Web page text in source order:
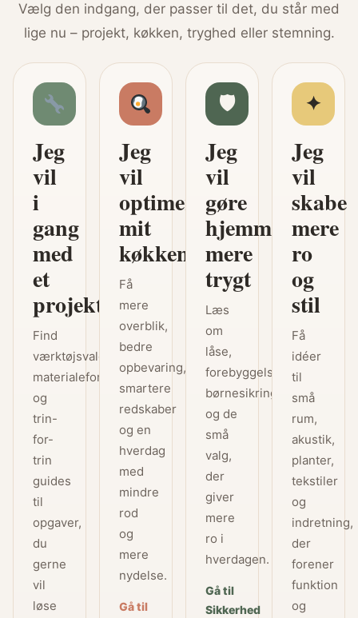
Vælg den indgang, der passer til det, du står med
lige nu – projekt, køkken, tryghed eller stemning.
Jeg
vil
i
gang
med
et
projekt
Find
værktøjsvalg,
materialeforståelse
og
trin-
for-
trin
guides
til
opgaver,
du
gerne
vil
løse
Jeg
vil
optimere
mit
køkken
Få
mere
overblik,
bedre
opbevaring,
smartere
redskaber
og en
hverdag
med
mindre
rod
og
mere
nydelse.
Gå til
🛡
Jeg
vil
gøre
hjemmet
mere
trygt
Læs
om
låse,
forebyggelse,
børnesikring
og de
små
valg,
der
giver
mere
ro i
hverdagen.
Gå til
Sikkerhed
✦
Jeg
vil
skabe
mere
ro
og
stil
Få
idéer
til
små
rum,
akustik,
planter,
tekstiler
og
indretning,
der
forener
funktion
og